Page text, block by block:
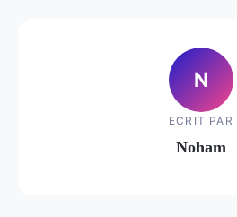
N
ECRIT PAR
Noham